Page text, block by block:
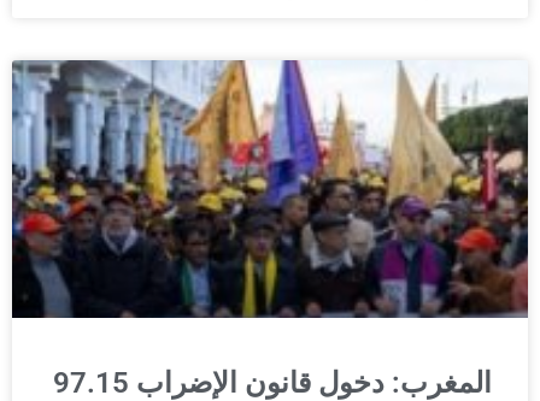
المغرب: دخول قانون الإضراب 97.15